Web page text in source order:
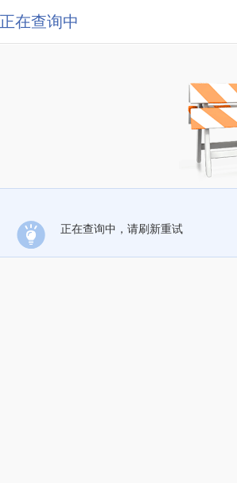
正在查询中
正在查询中，请刷新重试